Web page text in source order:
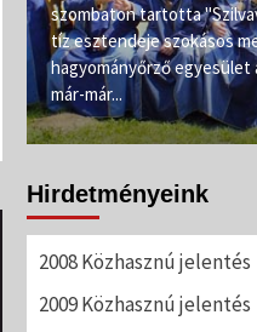
szombaton tartotta
tíz esztendeje szokásos
hagyományőrző
már-már...
Hirdetményeink
2008 Közhasznú jelentés
2009 Közhasznú jelentés